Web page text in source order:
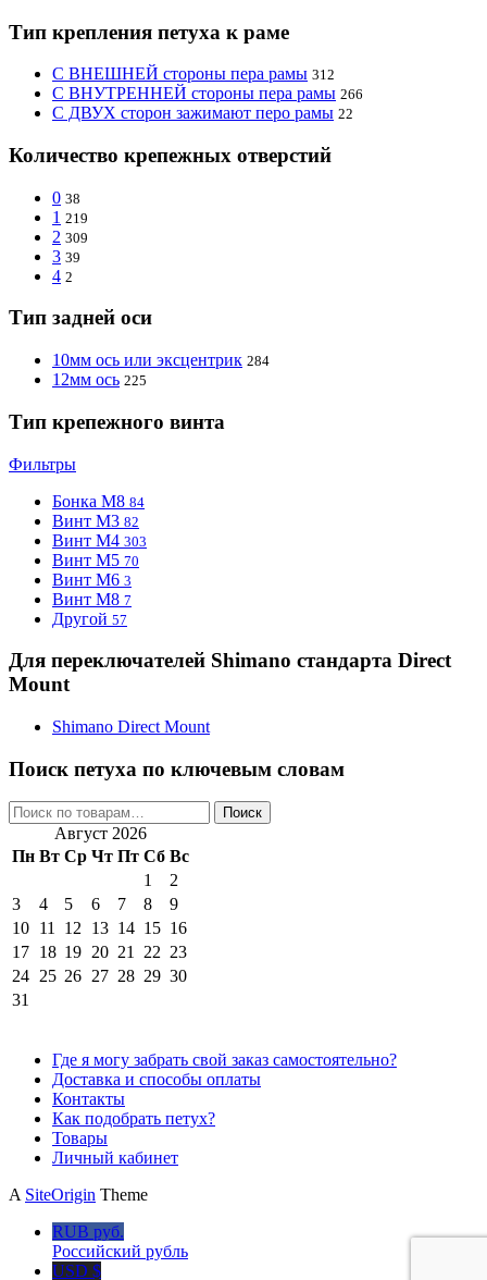
Тип крепления петуха к раме
С ВНЕШНЕЙ стороны пера рамы 312
С ВНУТРЕННЕЙ стороны пера рамы 266
С ДВУХ сторон зажимают перо рамы 22
Количество крепежных отверстий
0 38
1 219
2 309
3 39
4 2
Тип задней оси
10мм ось или эксцентрик 284
12мм ось 225
Тип крепежного винта
Фильтры
Бонка M8 84
Винт M3 82
Винт M4 303
Винт M5 70
Винт М6 3
Винт М8 7
Другой 57
Для переключателей Shimano стандарта Direct
Mount
Shimano Direct Mount
Поиск петуха по ключевым словам
Искать: Поиск
Август 2026
Пн Вт Ср Чт Пт Сб Вс
1
2
3
4 5 6 7 8
9
10 11 12 13 14 15 16
17 18 19 20 21 22 23
24 25 26 27 28 29 30
31
Где я могу забрать свой заказ самостоятельно?
Доставка и способы оплаты
Контакты
Как подобрать петух?
Товары
Личный кабинет
A SiteOrigin Theme
RUB руб.
Российский рубль
USD $